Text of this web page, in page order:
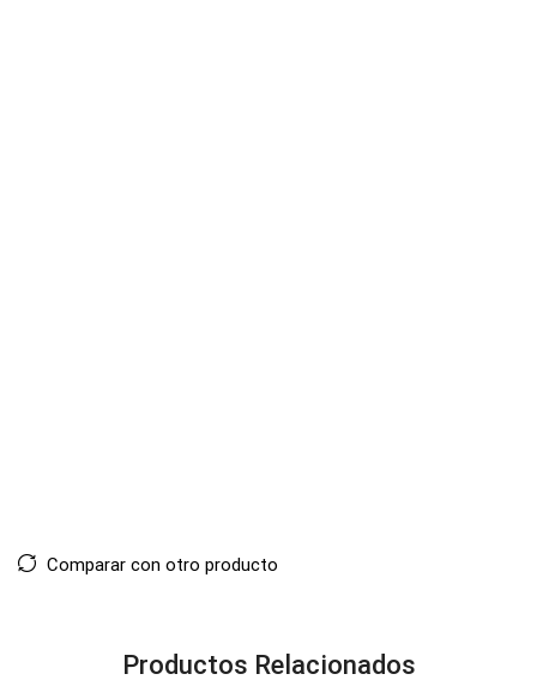
Comparar con otro producto
Productos Relacionados